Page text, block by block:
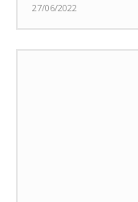
27/06/2022